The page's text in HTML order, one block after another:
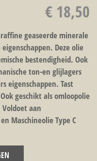
€ 18,50
geaseerde minerale
Deze olie
bestendigheid. Ook
ton-en glijlagers
eigenschappen. Tast
geschikt als omloopolie
aan
Maschineolie Type C